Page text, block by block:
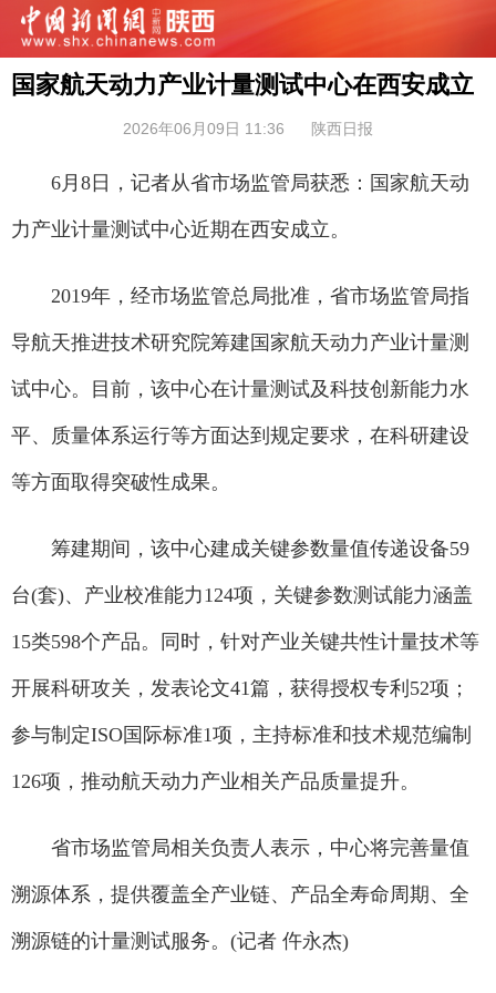
国家航天动力产业计量测试中心在西安成立
2026年06月09日 11:36 陕西日报
6月8日，记者从省市场监管局获悉：国家航天动
力产业计量测试中心近期在西安成立。
2019年，经市场监管总局批准，省市场监管局指
导航天推进技术研究院筹建国家航天动力产业计量测
试中心。目前，该中心在计量测试及科技创新能力水
平、质量体系运行等方面达到规定要求，在科研建设
等方面取得突破性成果。
筹建期间，该中心建成关键参数量值传递设备59
台(套)、产业校准能力124项，关键参数测试能力涵盖
15类598个产品。同时，针对产业关键共性计量技术等
开展科研攻关，发表论文41篇，获得授权专利52项；
参与制定ISO国际标准1项，主持标准和技术规范编制
126项，推动航天动力产业相关产品质量提升。
省市场监管局相关负责人表示，中心将完善量值
溯源体系，提供覆盖全产业链、产品全寿命周期、全
溯源链的计量测试服务。(记者 仵永杰)